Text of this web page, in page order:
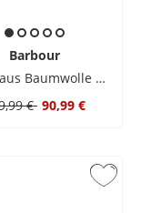
Barbour
Troyer aus Baumwolle mit gesticktem Label-Schriftzug
€ 90,99 €